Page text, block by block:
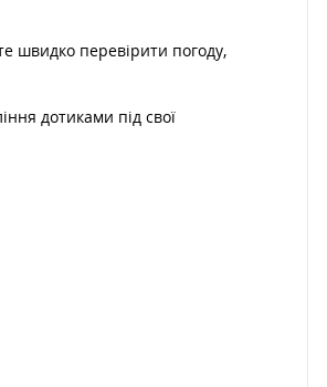
швидко перевірити погоду,
дотиками під свої